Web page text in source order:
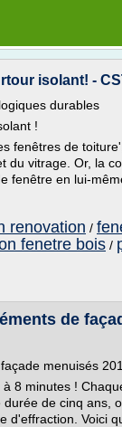
isolant! -
durables
!
fenêtres de
du vitrage. Or, la
en lui-
renovation /
fenetre bois /
de
menuisés
8 minutes !
de cinq ans,
d'effraction. Voici